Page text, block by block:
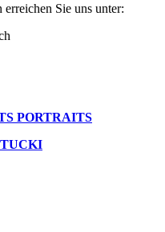
erreichen Sie uns unter:
PORTRAITS